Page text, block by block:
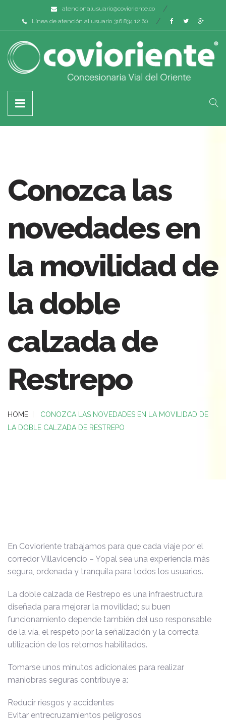
atencionalusuario@covioriente.co
Línea de atención al usuario 316 834 12 60
Conozca las
novedades en
la movilidad de
la doble
calzada de
Restrepo
HOME
CONOZCA LAS NOVEDADES EN LA MOVILIDAD DE
LA DOBLE CALZADA DE RESTREPO
En Covioriente trabajamos para que cada viaje por el
corredor Villavicencio – Yopal sea una experiencia más
segura, ordenada y tranquila para todos los usuarios.
La doble calzada de Restrepo es una infraestructura
diseñada para mejorar la movilidad; su buen
funcionamiento depende también del uso responsable
de la vía, el respeto por la señalización y la correcta
utilización de los retornos habilitados.
Tomarse unos minutos adicionales para realizar
maniobras seguras contribuye a:
Reducir riesgos y accidentes
Evitar entrecruzamientos peligrosos